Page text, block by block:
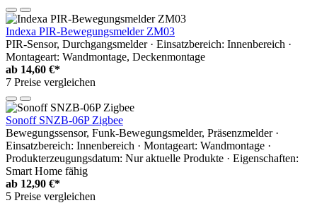
Indexa PIR-Bewegungsmelder ZM03
PIR-Sensor, Durchgangsmelder · Einsatzbereich: Innenbereich ·
Montageart: Wandmontage, Deckenmontage
ab 14,60 €*
7 Preise vergleichen
Sonoff SNZB-06P Zigbee
Bewegungssensor, Funk-Bewegungsmelder, Präsenzmelder ·
Einsatzbereich: Innenbereich · Montageart: Wandmontage ·
Produkterzeugungsdatum: Nur aktuelle Produkte · Eigenschaften:
Smart Home fähig
ab 12,90 €*
5 Preise vergleichen